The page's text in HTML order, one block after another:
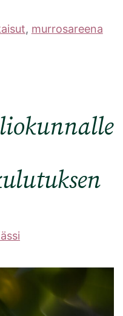
, murrosareena